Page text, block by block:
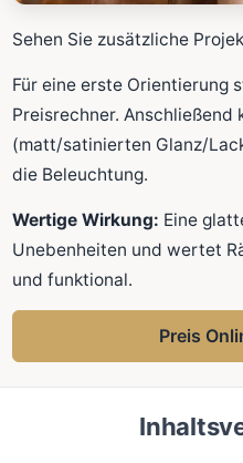
Sehen Sie zusätzliche
Für eine erste Orientierung
Preisrechner. Anschließend
(matt/satinierten Glanz/
die Beleuchtung.
Wertige Wirkung: Eine
Unebenheiten und wertet
und funktional.
Preis